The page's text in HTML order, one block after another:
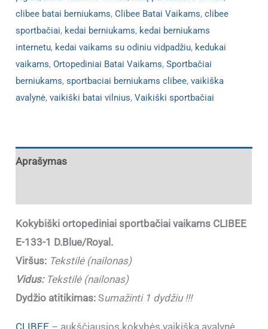
clibee batai berniukams,Clibee Batai Vaikams,clibee
sportbačiai, kedai berniukams, kedai berniukams
internetu, kedai vaikams su odiniu vidpadžiu, kedukai
vaikams,Ortopediniai Batai Vaikams,Sportbačiai
berniukams,sportbaciai berniukams clibee,vaikiška
avalynė,vaikiški batai vilnius,Vaikiški sportbačiai
Aprašymas
Kokybiški ortopediniai sportbačiai vaikams CLIBEE
E-133-1 D.Blue/Royal.
Viršus: Tekstilė (nailonas)
Vidus:Tekstilė (nailonas)
Dydžio atitikimas: Sumažinti 1 dydžiu !!!